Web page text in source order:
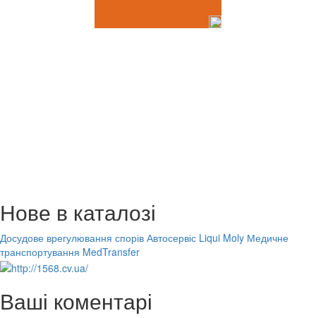
Нове в каталозі
Досудове врегулювання спорів Автосервіс Liqui Moly Медичне
транспортування MedTransfer
Ваші коментарі